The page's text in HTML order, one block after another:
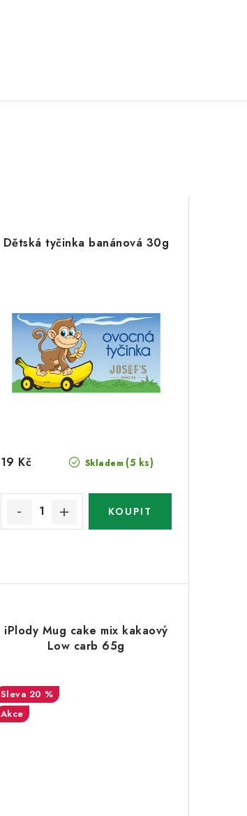
Dětská tyčinka banánová 30g
Skladem (5 ks)
19 Kč
iPlody Mug cake mix kakaový
Low carb 65g
20 %
Akce